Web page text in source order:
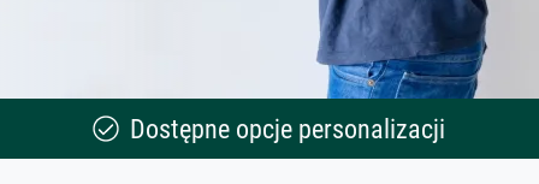
Dostępne opcje personalizacji